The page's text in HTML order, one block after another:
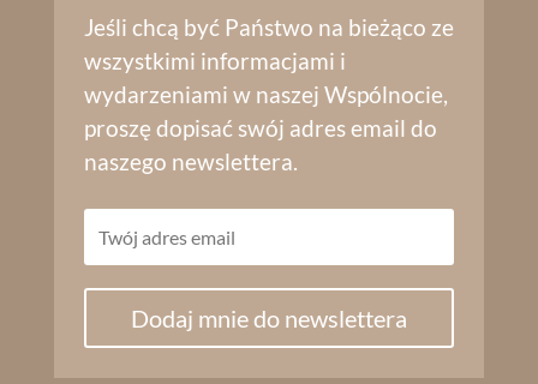
Jeśli chcą być Państwo na bieżąco ze
wszystkimi informacjami i
wydarzeniami w naszej Wspólnocie,
proszę dopisać swój adres email do
naszego newslettera.
Dodaj mnie do newslettera